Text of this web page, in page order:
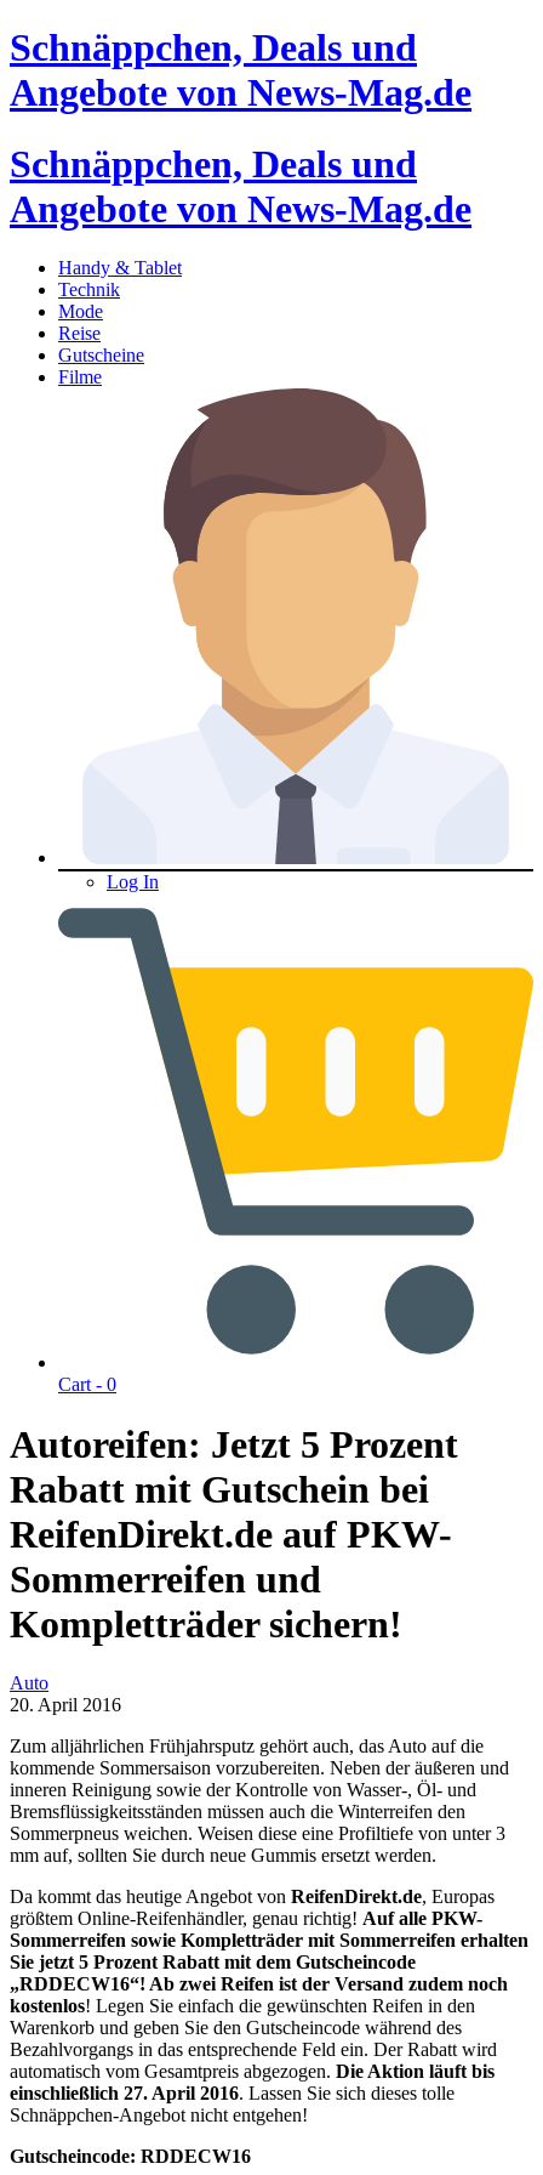
Schnäppchen, Deals und
Angebote von News-Mag.de
Schnäppchen, Deals und
Angebote von News-Mag.de
Handy & Tablet
Technik
Mode
Reise
Gutscheine
Filme
Log In
Cart - 0
Autoreifen: Jetzt 5 Prozent
Rabatt mit Gutschein bei
ReifenDirekt.de auf PKW-
Sommerreifen und
Kompletträder sichern!
Auto
20. April 2016
Zum alljährlichen Frühjahrsputz gehört auch, das Auto auf die
kommende Sommersaison vorzubereiten. Neben der äußeren und
inneren Reinigung sowie der Kontrolle von Wasser-, Öl- und
Bremsflüssigkeitsständen müssen auch die Winterreifen den
Sommerpneus weichen. Weisen diese eine Profiltiefe von unter 3
mm auf, sollten Sie durch neue Gummis ersetzt werden.
Da kommt das heutige Angebot von ReifenDirekt.de, Europas
größtem Online-Reifenhändler, genau richtig! Auf alle PKW-
Sommerreifen sowie Kompletträder mit Sommerreifen erhalten
Sie jetzt 5 Prozent Rabatt mit dem Gutscheincode
„RDDECW16“! Ab zwei Reifen ist der Versand zudem noch
kostenlos! Legen Sie einfach die gewünschten Reifen in den
Warenkorb und geben Sie den Gutscheincode während des
Bezahlvorgangs in das entsprechende Feld ein. Der Rabatt wird
automatisch vom Gesamtpreis abgezogen. Die Aktion läuft bis
einschließlich 27. April 2016. Lassen Sie sich dieses tolle
Schnäppchen-Angebot nicht entgehen!
Gutscheincode: RDDECW16